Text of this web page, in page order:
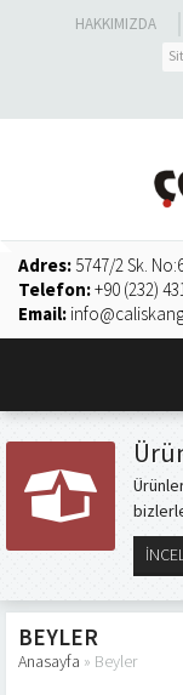
HAKKIMIZDA
Adres: 5747/2 Sk.
Telefon:+90 (232)
Email:
BEYLER
Anasayfa » Beyler